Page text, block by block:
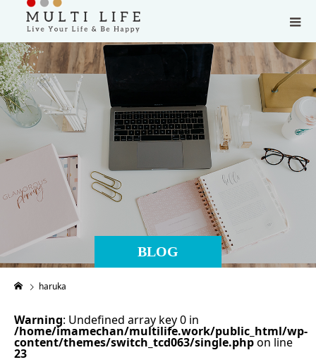
BLOG
haruka
Warning: Undefined array key 0 in
/home/imamechan/multilife.work/public_html/wp-
content/themes/switch_tcd063/single.phpon line
23